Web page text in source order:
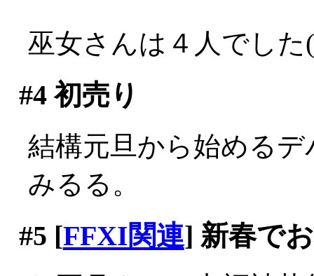
巫女さんは４人でした
#4初売り
結構元旦から始める
みるる。
#5 [FFXI関連] 新春で